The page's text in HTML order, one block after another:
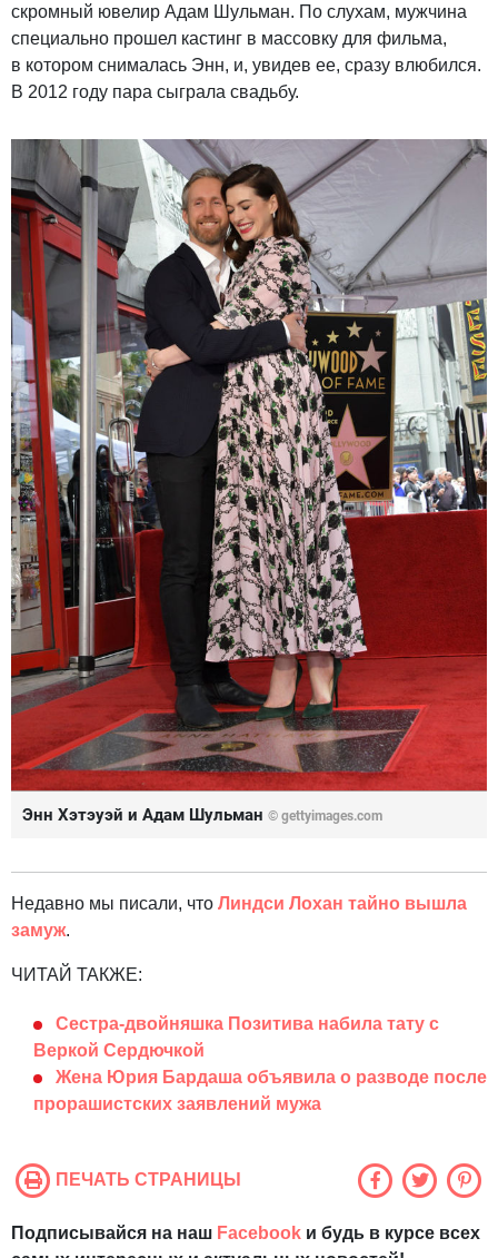
скромный ювелир Адам Шульман. По слухам, мужчина
специально прошел кастинг в массовку для фильма,
в котором снималась Энн, и, увидев ее, сразу влюбился.
В 2012 году пара сыграла свадьбу.
Энн Хэтэуэй и Адам Шульман © gettyimages.com
Недавно мы писали, что Линдси Лохан тайно вышла
замуж.
ЧИТАЙ ТАКЖЕ:
Сестра-двойняшка Позитива набила тату с
Веркой Сердючкой
Жена Юрия Бардаша объявила о разводе после
прорашистских заявлений мужа
ПЕЧАТЬ СТРАНИЦЫ
Подписывайся на наш Facebook и будь в курсе всех